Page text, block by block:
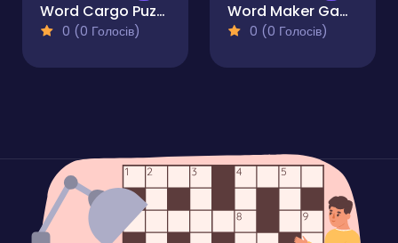
Word Cargo Puzzle
0 (0 Голосів)
Word Maker Game
0 (0 Голосів)